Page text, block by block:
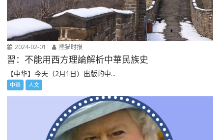
2024-02-01 熊猫时报
習：不能用西方理論解析中華民族史
【中华】今天（2月1日）出版的中...
中華 人文